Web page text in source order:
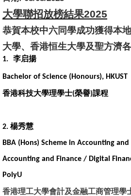
大學聯招放榜結果2025
恭賀本校中六同學成功獲得本
大學、香港恒生大學及聖方濟各
1. 李启揚
Bachelor of Science (Honours), HKUST
香港科技大學理學士(榮譽)課程
2. 楊秀慧
BBA (Hons) Scheme in Accounting
Accounting and Finance / Digital
PolyU
香港理工大學會計及金融工商管理學